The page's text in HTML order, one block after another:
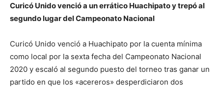
Curicó Unido venció a un errático Huachipato y trepó al
segundo lugar del Campeonato Nacional
Curicó Unido venció a Huachipato por la cuenta mínima
como local por la sexta fecha del Campeonato Nacional
2020 y escaló al segundo puesto del torneo tras ganar un
partido en que los «acereros» desperdiciaron dos